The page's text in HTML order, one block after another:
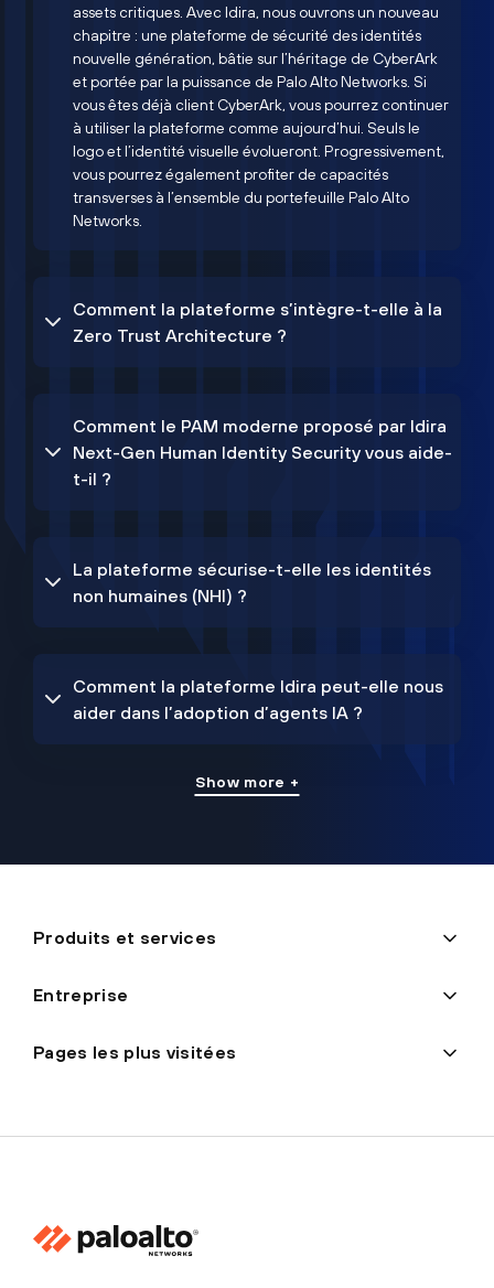
assets critiques. Avec Idira, nous ouvrons un nouveau
chapitre : une plateforme de sécurité des identités
nouvelle génération, bâtie sur l’héritage de CyberArk
et portée par la puissance de Palo Alto Networks. Si
vous êtes déjà client CyberArk, vous pourrez continuer
à utiliser la plateforme comme aujourd’hui. Seuls le
logo et l’identité visuelle évolueront. Progressivement,
vous pourrez également profiter de capacités
transverses à l’ensemble du portefeuille Palo Alto
Networks.
Comment la plateforme s’intègre-t-elle à la
Zero Trust Architecture ?
Comment le PAM moderne proposé par Idira
Next-Gen Human Identity Security vous aide-
t-il ?
La plateforme sécurise-t-elle les identités
non humaines (NHI) ?
Comment la plateforme Idira peut-elle nous
aider dans l’adoption d’agents IA ?
Show more +
Produits et services
Entreprise
Pages les plus visitées